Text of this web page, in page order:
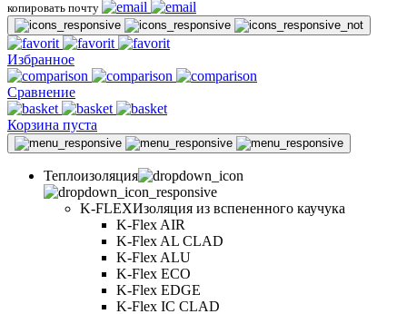
копировать почту
Избранное
Сравнение
Корзина пуста
Теплоизоляция
K-FLEXИзоляция из вспененного каучука
K-Flex AIR
K-Flex AL CLAD
K-Flex ALU
K-Flex ECO
K-Flex EDGE
K-Flex IC CLAD